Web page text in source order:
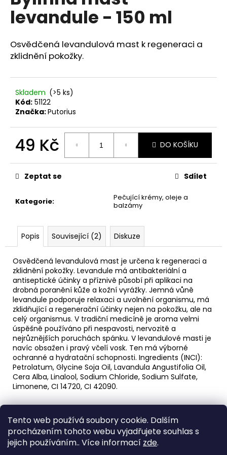
Tento web používá soubory cookie. Dalším
procházením tohoto webu vyjadřujete souhlas s
jejich používáním.. Více informací zde.
0,0
hvězdiček.
levandule - 150 ml
Osvědčená levandulová mast k regeneraci a
zklidnění pokožky.
Skladem (>5 ks)
Kód: 51122
Značka:Putorius
49 Kč
cena:
DO KOŠÍKU
Kategorie:
Pečující krémy, oleje a
balzámy
Zeptat se Sdílet
Popis Související (2) Diskuze
Osvědčená levandulová mast je určena k regeneraci a
zklidnění pokožky. Levandule má antibakteriální a
antiseptické účinky a příznivě působí při aplikaci na
drobná poranění kůže a kožní vyrážky. Jemná vůně
levandule podporuje relaxaci a uvolnění organismu, má
zklidňující a regenerační účinky nejen na pokožku, ale na
celý organismus. V tradiční medicíně je aroma velmi
úspěšně používáno při nespavosti, nervozitě a
nejrůznějších poruchách spánku. V levandulové masti je
navíc obsažen i pravý včelí vosk. Ten má výborné
ochranné a hydratační schopnosti. Ingredients (INCI):
Petrolatum, Glycine Soja Oil, Lavandula Angustifolia Oil,
Cera Alba, Linalool, Sodium Chloride, Sodium Sulfate,
Limonene, CI 14720, CI 42090.
a
j
í
t
D
o
o
j
e
m
e
PÁNEVNÍ
PROLOŽKY
SADA
3
KUSY
67
Kč
Z
Medic Czech